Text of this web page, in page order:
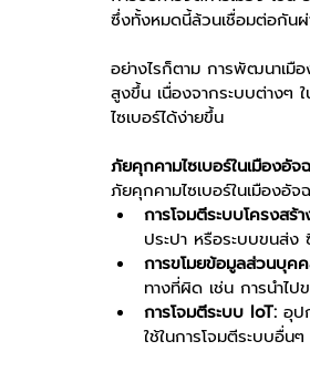
ซึ่งทั้งหมดนี้ล้วนเชื่อมต่อกันผ่
อย่างไรก็ตาม การพัฒนาเมื
สูงขึ้น เนื่องจากระบบต่างๆ ใ
ไซเบอร์ได้ง่ายขึ้น
ภัยคุกคามไซเบอร์ในเมืองอัจ
ภัยคุกคามไซเบอร์ในเมืองอั
การโจมตีระบบโครงสร้
ประปา หรือระบบขนส่ง
การขโมยข้อมูลส่วนบุค
ทางที่ผิด เช่น การนำไป
การโจมตีระบบ IoT: อุป
ใช้ในการโจมตีระบบอื่นๆ